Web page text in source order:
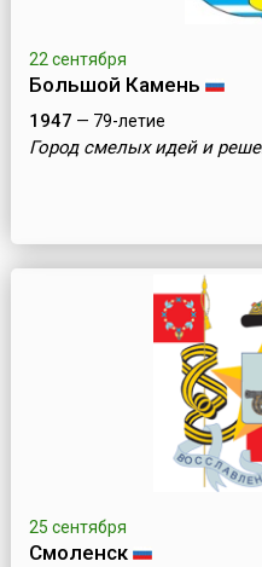
22 сентября
Большой Камень
1947 — 79-летие
Город смелых идей и
25 сентября
Смоленск